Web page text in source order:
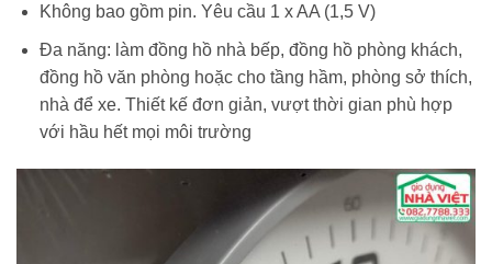
Không bao gồm pin. Yêu cầu 1 x AA (1,5 V)
Đa năng: làm đồng hồ nhà bếp, đồng hồ phòng khách,
đồng hồ văn phòng hoặc cho tầng hầm, phòng sở thích,
nhà để xe. Thiết kế đơn giản, vượt thời gian phù hợp
với hầu hết mọi môi trường